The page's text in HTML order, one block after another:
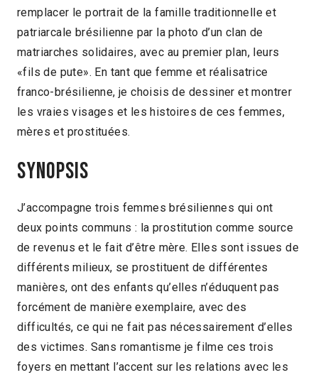
remplacer le portrait de la famille traditionnelle et
patriarcale brésilienne par la photo d’un clan de
matriarches solidaires, avec au premier plan, leurs
«fils de pute». En tant que femme et réalisatrice
franco-brésilienne, je choisis de dessiner et montrer
les vraies visages et les histoires de ces femmes,
mères et prostituées.
Synopsis
J’accompagne trois femmes brésiliennes qui ont
deux points communs : la prostitution comme source
de revenus et le fait d’être mère. Elles sont issues de
différents milieux, se prostituent de différentes
manières, ont des enfants qu’elles n’éduquent pas
forcément de manière exemplaire, avec des
difficultés, ce qui ne fait pas nécessairement d’elles
des victimes. Sans romantisme je filme ces trois
foyers en mettant l’accent sur les relations avec les